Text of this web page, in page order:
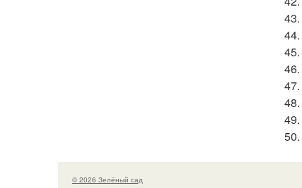
43.
44.
45.
46.
47.
48.
49.
50.
© 2026 Зелёный сад